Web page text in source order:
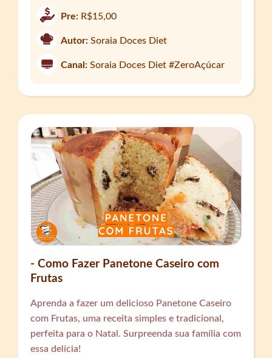
Pre: R$15,00
Autor: Soraia Doces Diet
Canal: Soraia Doces Diet #ZeroAçúcar
- Como Fazer Panetone Caseiro com
Frutas
Aprenda a fazer um delicioso Panetone Caseiro
com Frutas, uma receita simples e tradicional,
perfeita para o Natal. Surpreenda sua família com
essa delícia!